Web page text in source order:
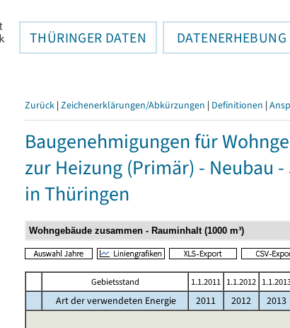
THÜRINGER DATEN DATENERHEBUNG
Zurück | Zeichenerklärungen/Abkürzungen | Definitionen |
Baugenehmigungen für
zur Heizung (Primär) - Neubau
in Thüringen
Gebietsstand 1.1.2011 1.1.2012
Art der verwendeten Energie 2011 2012 2013